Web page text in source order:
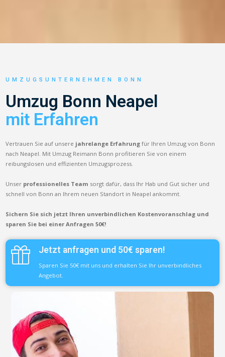
UMZUGSUNTERNEHMEN BONN
Umzug Bonn Neapel
mit Erfahren
Vertrauen Sie auf unsere jahrelange Erfahrung für Ihren Umzug von Bonn
nach Neapel. Mit Umzug Reimann Bonn profitieren Sie von einem
reibungslosen und effizienten Umzugsprozess.
Unser professionelles Team sorgt dafür, dass Ihr Hab und Gut sicher und
schnell von Bonn an Ihrem neuen Standort in Neapel ankommt.
Sichern Sie sich jetzt Ihren unverbindlichen Kostenvoranschlag und
sparen Sie bei einer Anfragen 50€!
Jetzt anfragen und 50€ sparen!
Sparen Sie 50€ mit uns und erhalten Sie Ihr unverbindliches
Angebot.